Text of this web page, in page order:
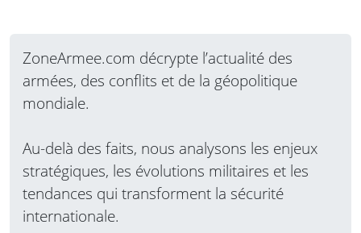
ZoneArmee.com décrypte l’actualité des
armées, des conflits et de la géopolitique
mondiale.
Au-delà des faits, nous analysons les enjeux
stratégiques, les évolutions militaires et les
tendances qui transforment la sécurité
internationale.